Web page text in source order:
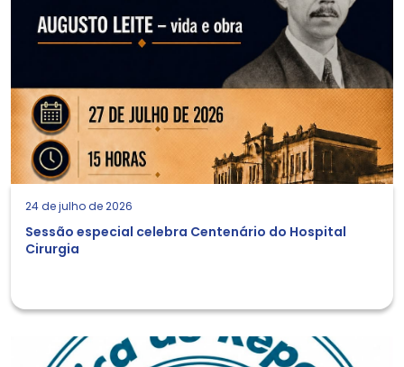
24 de julho de 2026
Sessão especial celebra Centenário do Hospital
Cirurgia